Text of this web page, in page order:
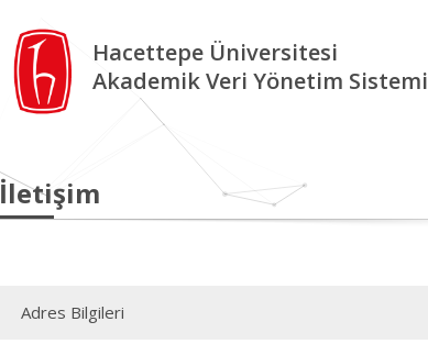
Hacettepe Üniversitesi
Akademik Veri Yönetim Sistemi
İletişim
Adres Bilgileri